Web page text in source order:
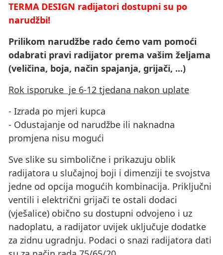
TERMA DESIGN radijatori dostupni su po
narudžbi!
Prilikom narudžbe rado ćemo vam pomoći
odabrati pravi radijator prema vašim željama
(veličina, boja, način spajanja, grijači, ...)
Rok isporuke je 6-12 tjedana nakon uplate
- Izrada po mjeri kupca
- Odustajanje od narudžbe ili naknadna
promjena nisu mogući
Sve slike su simbolične i prikazuju oblik
radijatora u slučajnoj boji i dimenziji te svojstva
jedne od opcija mogućih kombinacija. Priključni
ventili i električni grijači te ostali dodaci
(vješalice) obično su dostupni odvojeno i uz
nadoplatu, a radijator uvijek uključuje dodatke
za zidnu ugradnju. Podaci o snazi ​​radijatora dati